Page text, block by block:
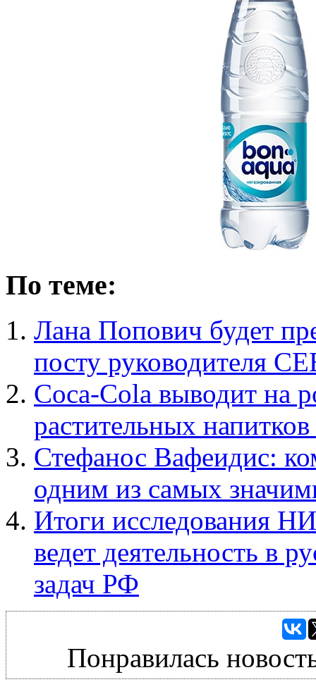
По теме:
Лана Попович будет
посту руководителя
Coca-Cola выводит на
растительных
Стефанос Вафеидис:
одним из самых
Итоги исследования
ведет деятельность в
задач РФ
Понравилась